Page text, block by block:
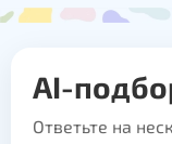
AI-
Ответьте на